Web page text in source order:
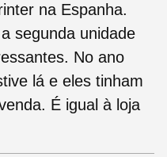
na Espanha.
segunda unidade
No ano
lá e eles tinham
É igual à loja